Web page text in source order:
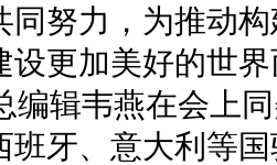
同努力，为推动
设更加美好的世
辑韦燕在会上
班牙、意大利等